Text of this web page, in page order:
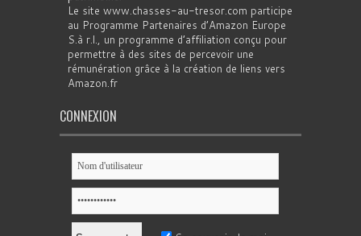
Le site www.chasses-au-tresor.com participe
au Programme Partenaires d’Amazon Europe
S.à r.l., un programme d’affiliation conçu pour
permettre à des sites de percevoir une
rémunération grâce à la création de liens vers
Amazon.fr
CONNEXION